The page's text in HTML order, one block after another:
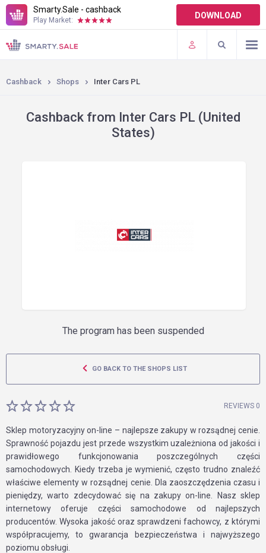
Smarty.Sale - cashback
Play Market: DOWNLOAD
TERMS OF USE
PLUGINS
Cashback Shops Inter Cars PL
Cashback from Inter Cars PL (United
States)
The program has been suspended
GO BACK TO THE SHOPS LIST
REVIEWS 0
Sklep motoryzacyjny on-line – najlepsze zakupy w rozsądnej cenie.
Sprawność pojazdu jest przede wszystkim uzależniona od jakości i
prawidłowego funkcjonowania poszczególnych części
samochodowych. Kiedy trzeba je wymienić, często trudno znaleźć
właściwe elementy w rozsądnej cenie. Dla zaoszczędzenia czasu i
pieniędzy, warto zdecydować się na zakupy on-line. Nasz sklep
internetowy oferuje części samochodowe od najlepszych
producentów. Wysoka jakość oraz sprawdzeni fachowcy, z którymi
współpracujemy, to gwarancja bezpieczeństwa i najwyższego
poziomu obsługi.